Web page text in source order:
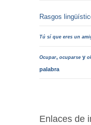
Rasgos
Tú sí que eres un
Ocupar,ocuparse y
palabra
Enlaces de